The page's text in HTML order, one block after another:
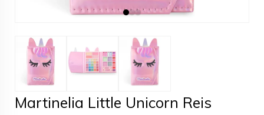
Martinelia Little Unicorn Reis